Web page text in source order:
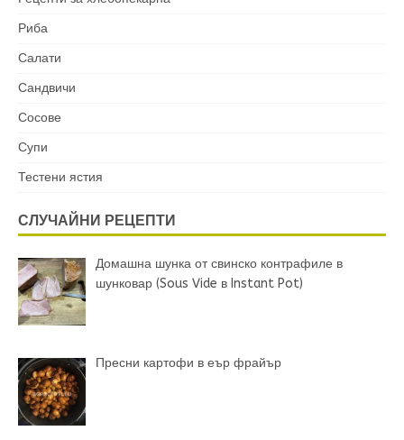
Риба
Салати
Сандвичи
Сосове
Супи
Тестени ястия
СЛУЧАЙНИ РЕЦЕПТИ
Домашна шунка от свинско контрафиле в
шунковар (Sous Vide в Instant Pot)
Пресни картофи в еър фрайър